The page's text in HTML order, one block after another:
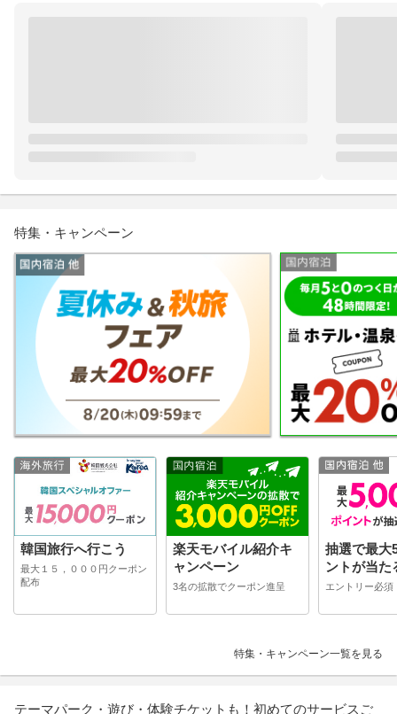
特集・キャンペーン
韓国旅行へ行こう
最大１５，０００円クーポン
配布
楽天モバイル紹介キ
ャンペーン
3名の拡散でクーポン進呈
抽選で最大
ントが当た
エントリー必須
特集・キャンペーン一覧を見る
テーマパーク・遊び・体験チケットも！初めてのサービスご